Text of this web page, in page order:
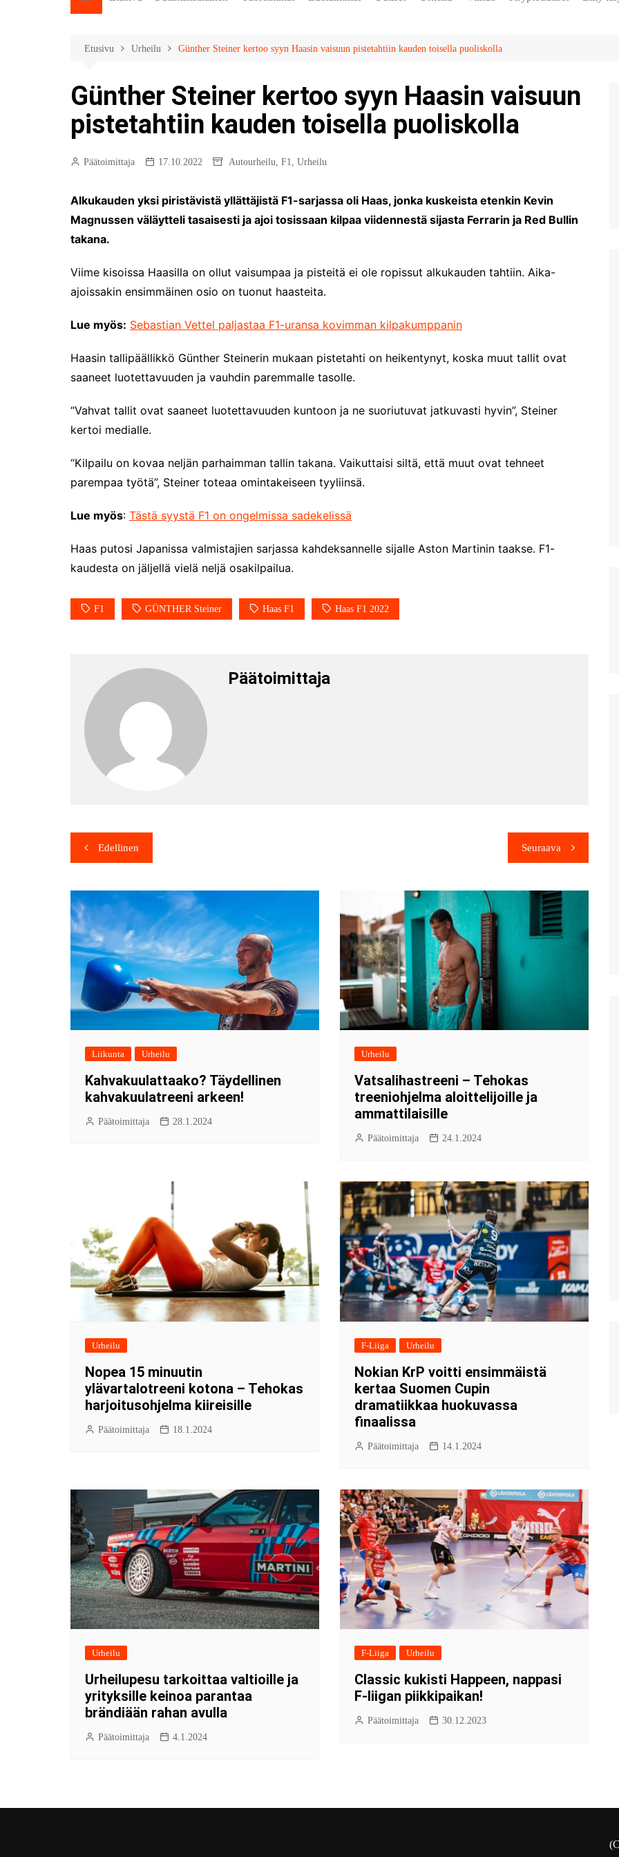
Talous
politiikka
Kotimaa
F1
F1-uutiset, raportit ja
Jalkapallo
F-Liiga
Lifestyle
Etusivu Urheilu Günther Steiner kertoo syyn Haasin vaisuun pistetahtiin kauden toisella puoliskolla
Günther Steiner kertoo syyn Haasin vaisuun
pistetahtiin kauden toisella puoliskolla
Päätoimittaja 17.10.2022 Autourheilu, F1, Urheilu
Alkukauden yksi piristävistä yllättäjistä F1-sarjassa oli Haas, jonka kuskeista etenkin Kevin
Magnussen väläytteli tasaisesti ja ajoi tosissaan kilpaa viidennestä sijasta Ferrarin ja Red Bullin
takana.
Viime kisoissa Haasilla on ollut vaisumpaa ja pisteitä ei ole ropissut alkukauden tahtiin. Aika-
ajoissakin ensimmäinen osio on tuonut haasteita.
Lue myös: Sebastian Vettel paljastaa F1-uransa kovimman kilpakumppanin
Haasin tallipäällikkö Günther Steinerin mukaan pistetahti on heikentynyt, koska muut tallit ovat
saaneet luotettavuuden ja vauhdin paremmalle tasolle.
“Vahvat tallit ovat saaneet luotettavuuden kuntoon ja ne suoriutuvat jatkuvasti hyvin”, Steiner
kertoi medialle.
“Kilpailu on kovaa neljän parhaimman tallin takana. Vaikuttaisi siltä, että muut ovat tehneet
parempaa työtä”, Steiner toteaa omintakeiseen tyyliinsä.
Lue myös: Tästä syystä F1 on ongelmissa sadekelissä
Haas putosi Japanissa valmistajien sarjassa kahdeksannelle sijalle Aston Martinin taakse. F1-
kaudesta on jäljellä vielä neljä osakilpailua.
F1 GÜNTHER Steiner Haas F1 Haas F1 2022
Päätoimittaja
Edellinen Seuraava
Liikunta Urheilu
Kahvakuulattaako? Täydellinen
kahvakuulatreeni arkeen!
Päätoimittaja 28.1.2024
Urheilu
Vatsalihastreeni – Tehokas
treeniohjelma aloittelijoille ja
ammattilaisille
Päätoimittaja 24.1.2024
Urheilu
Nopea 15 minuutin
ylävartalotreeni kotona – Tehokas
harjoitusohjelma kiireisille
Päätoimittaja 18.1.2024
F-Liiga Urheilu
Nokian KrP voitti ensimmäistä
kertaa Suomen Cupin
dramatiikkaa huokuvassa
finaalissa
Päätoimittaja 14.1.2024
Urheilu
Urheilupesu tarkoittaa valtioille ja
yrityksille keinoa parantaa
brändiään rahan avulla
Päätoimittaja 4.1.2024
F-Liiga Urheilu
Classic kukisti Happeen, nappasi
F-liigan piikkipaikan!
Päätoimittaja 30.12.2023